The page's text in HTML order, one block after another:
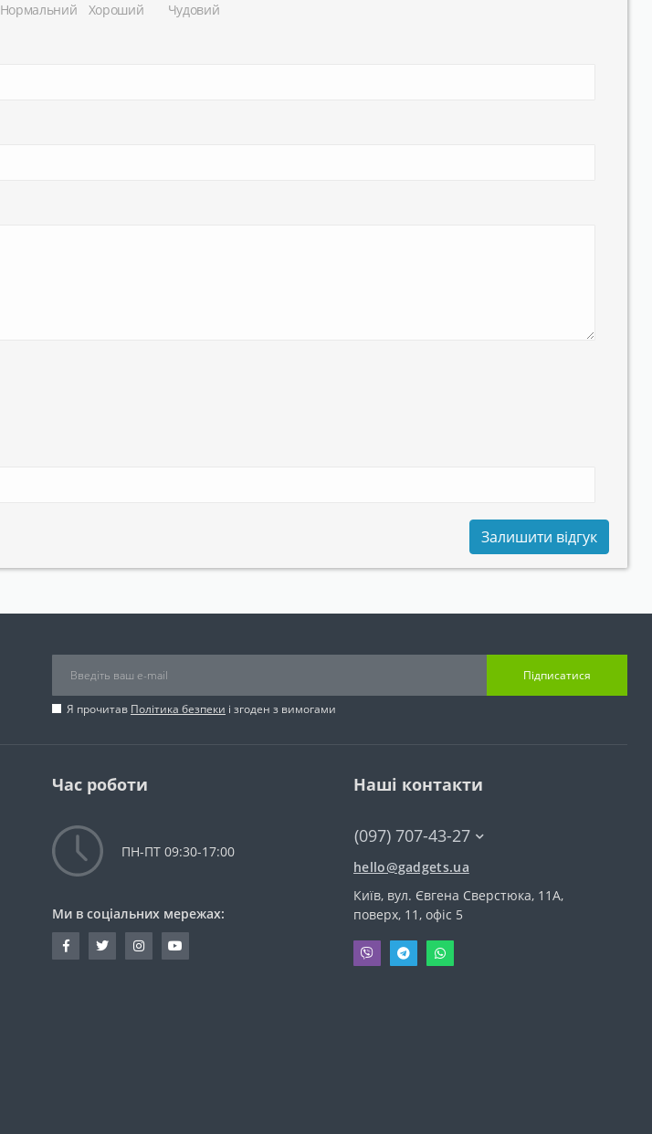
Нормальний Хороший Чудовий
Залишити відгук
Підписатися
Я прочитав Політика безпеки і згоден з вимогами
Час роботи
ПН-ПТ 09:30-17:00
Ми в соціальних мережах:
Наші контакти
(097) 707-43-27
hello@gadgets.ua
Київ, вул. Євгена Сверстюка, 11А,
поверх, 11, офіс 5